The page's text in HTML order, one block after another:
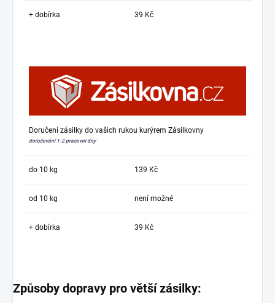
+ dobírka 39 Kč
Doručení zásilky do vašich rukou kurýrem Zásilkovny
doručování 1-2 pracovní dny
do 10 kg 139 Kč
od 10 kg není možné
+ dobírka 39 Kč
Způsoby dopravy pro větší zásilky: